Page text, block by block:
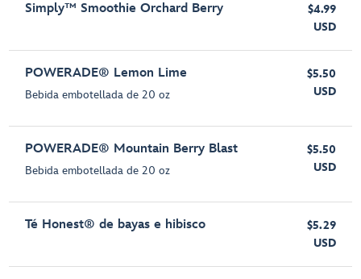
Simply™ Smoothie Orchard Berry
$4.99
USD
POWERADE® Lemon Lime
Bebida embotellada de 20 oz
$5.50
USD
POWERADE® Mountain Berry Blast
Bebida embotellada de 20 oz
$5.50
USD
Té Honest® de bayas e hibisco
$5.29
USD